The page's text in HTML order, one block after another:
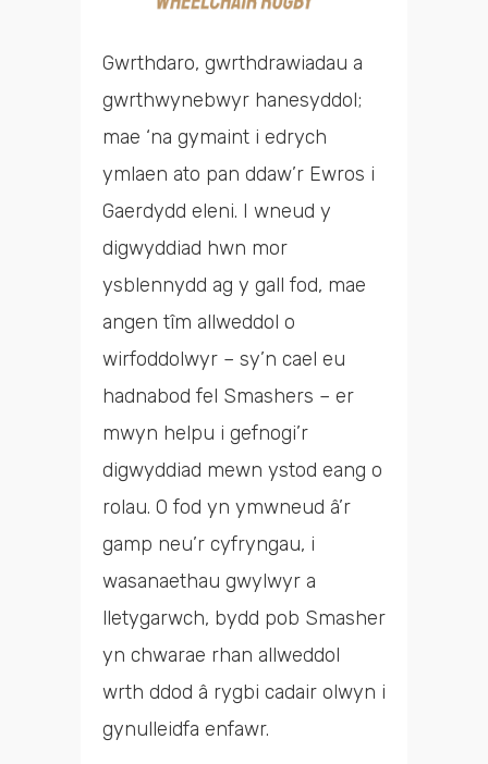
Gwrthdaro, gwrthdrawiadau a
gwrthwynebwyr hanesyddol;
mae ‘na gymaint i edrych
ymlaen ato pan ddaw’r Ewros i
Gaerdydd eleni. I wneud y
digwyddiad hwn mor
ysblennydd ag y gall fod, mae
angen tîm allweddol o
wirfoddolwyr – sy’n cael eu
hadnabod fel Smashers – er
mwyn helpu i gefnogi’r
digwyddiad mewn ystod eang o
rolau. O fod yn ymwneud â’r
gamp neu’r cyfryngau, i
wasanaethau gwylwyr a
lletygarwch, bydd pob Smasher
yn chwarae rhan allweddol
wrth ddod â rygbi cadair olwyn i
gynulleidfa enfawr.